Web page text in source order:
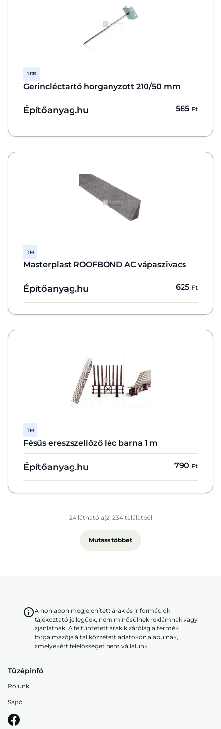
1 DB
Gerincléctartó horganyzott 210/50 mm
Építőanyag.hu 585 Ft
1 M
Masterplast ROOFBOND AC vápaszivacs
Építőanyag.hu 625 Ft
1 M
Fésűs ereszszellőző léc barna 1 m
Építőanyag.hu 790 Ft
24 látható a(z) 234 találatból
Mutass többet
A honlapon megjelenített árak és információk
tájékoztató jellegűek, nem minősülnek reklámnak vagy
ajánlatnak. A feltüntetett árak kizárólag a termék
forgalmazója által közzétett adatokon alapulnak,
amelyekért felelősséget nem vállalunk.
Tüzépinfó
Rólunk
Sajtó